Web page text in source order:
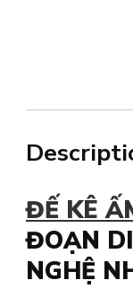
ĐẾ KÊ
ĐOẠN
NGHỆ